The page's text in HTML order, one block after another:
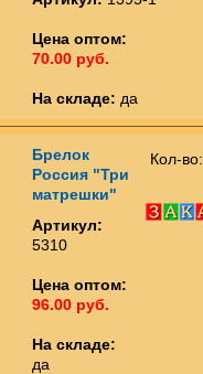
Цена оптом:
70.00 руб.
На складе: да
Брелок
Россия "Три
матрешки"
Артикул:
5310
Цена оптом:
96.00 руб.
На складе:
да
Кол-во: